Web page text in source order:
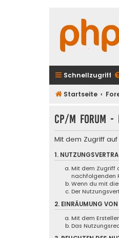
Schnellzugriff
Startseite
CP/M Forum -
Mit dem Zugriff
1.
Mit dem Zugriff
nachfolgenden
Wenn du mit
Der
2. EINRÄUMUNG
Mit dem
Das